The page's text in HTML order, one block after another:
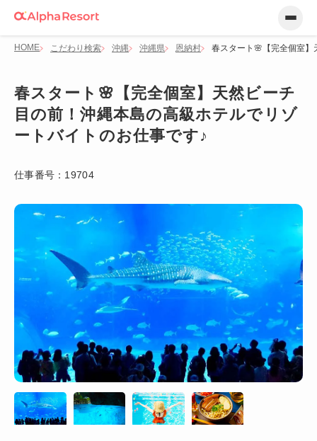
HOME こだわり検索 沖縄 沖縄県 恩納村 春スタート🌸【完全個室
春スタート🌸【完全個室】天然ビーチ
目の前！沖縄本島の高級ホテルでリゾ
ートバイトのお仕事です♪
仕事番号： 19704